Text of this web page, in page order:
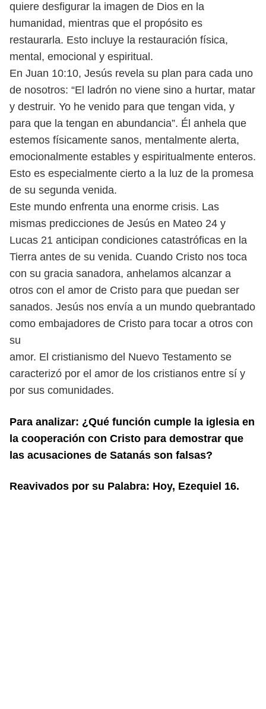
quiere desfigurar la imagen de Dios en la
humanidad, mientras que el propósito es
restaurarla. Esto incluye la restauración física,
mental, emocional y espiritual.
En Juan 10:10, Jesús revela su plan para cada uno
de nosotros: “El ladrón no viene sino a hurtar, matar
y destruir. Yo he venido para que tengan vida, y
para que la tengan en abundancia”. Él anhela que
estemos físicamente sanos, mentalmente alerta,
emocionalmente estables y espiritualmente enteros.
Esto es especialmente cierto a la luz de la promesa
de su segunda venida.
Este mundo enfrenta una enorme crisis. Las
mismas predicciones de Jesús en Mateo 24 y
Lucas 21 anticipan condiciones catastróficas en la
Tierra antes de su venida. Cuando Cristo nos toca
con su gracia sanadora, anhelamos alcanzar a
otros con el amor de Cristo para que puedan ser
sanados. Jesús nos envía a un mundo quebrantado
como embajadores de Cristo para tocar a otros con
su
amor. El cristianismo del Nuevo Testamento se
caracterizó por el amor de los cristianos entre sí y
por sus comunidades.
Para analizar: ¿Qué función cumple la iglesia en
la cooperación con Cristo para demostrar que
las acusaciones de Satanás son falsas?
Reavivados por su Palabra: Hoy, Ezequiel 16.